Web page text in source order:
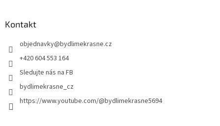
Kontakt
objednavky@bydlimekrasne.cz
+420 604 553 164
Sledujte nás na FB
bydlimekrasne_cz
https://www.youtube.com/@bydlimekrasne5694